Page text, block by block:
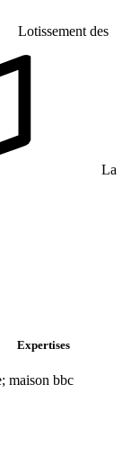
Lotissement des
La
Expertises
maison bbc